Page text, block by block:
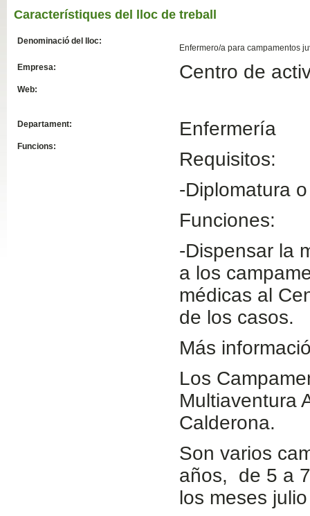
Característiques del lloc de treball
Denominació del lloc:
Enfermero/a para campamentos
Empresa:
Centro de
Web:
Departament: Enfermería
Funcions:
Requisitos:
-Diplomatura
Funciones:
-Dispensar la
a los
médicas al
de los casos.
Más
Los
Multiaventura
Calderona.
Son varios
años, de 5 a
los meses